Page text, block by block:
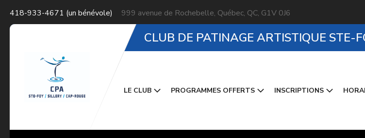
418-933-4671 (un bénévole) 999 avenue de Rochebelle, Québec, QC, G1V 0J6
CLUB DE PATINAGE ARTISTIQUE STE-
LE CLUB PROGRAMMES OFFERTS INSCRIPTIONS